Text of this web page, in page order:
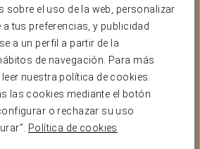
sobre el uso de la web, personalizar
a tus preferencias, y publicidad
a un perfil a partir de la
de navegación. Para más
nuestra política de cookies.
las cookies mediante el botón
o rechazar su uso
Política de cookies
privado en pareja